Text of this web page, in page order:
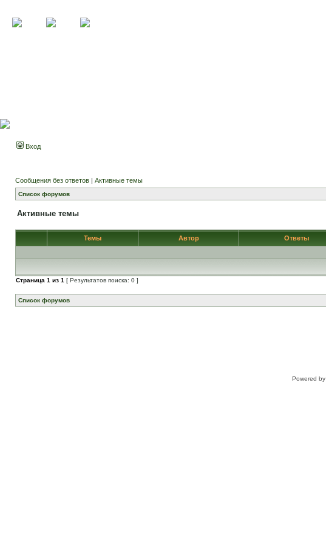
Вход
Сообщения без ответов | Активные темы
Список форумов
Активные темы
Темы Автор Ответы
Страница 1 из 1 [ Результатов поиска: 0 ]
Список форумов
Powered by